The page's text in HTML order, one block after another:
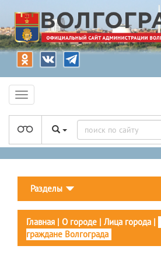
Разделы
Главная | О городе | Лица города |
граждане Волгограда